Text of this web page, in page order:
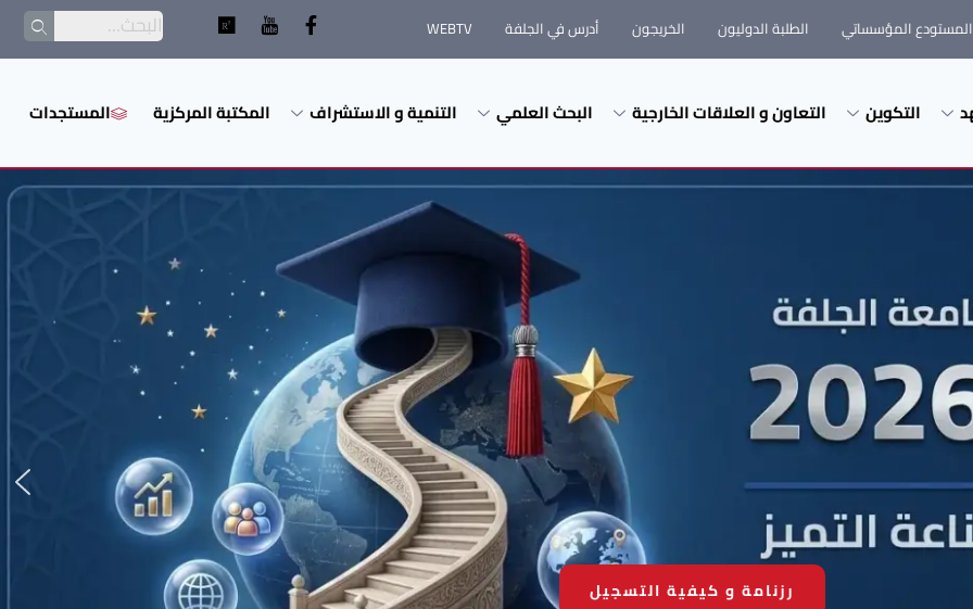
المستودع المؤسساتي الطلبة الدوليون الخريجون أدرس في الجلفة WEBTV
التكوين التعاون و العلاقات الخارجية البحث العلمي التنمية و الاستشراف المكتبة المركزية المستجدات
رزنامة و كيفية التسجيل